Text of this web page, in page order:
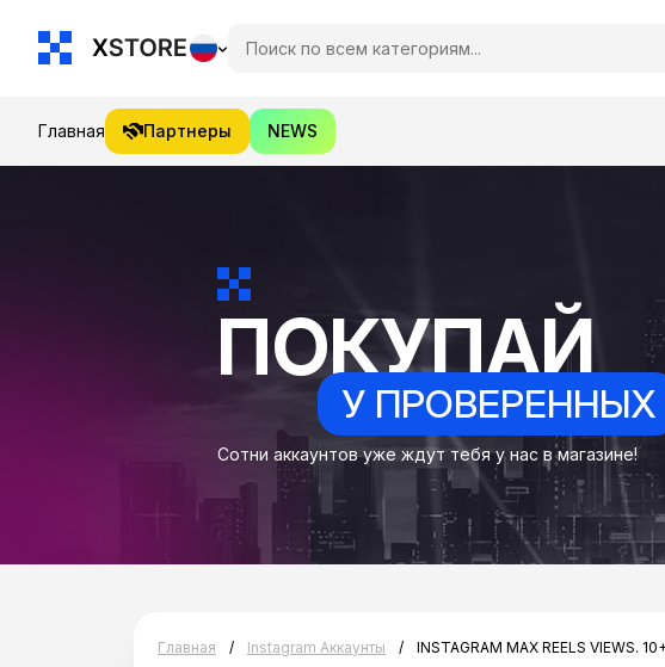
Главная Партнеры NEWS
ПОКУПАЙ
У ПРОВЕРЕННЫХ
Сотни аккаунтов уже ждут тебя у нас в магазине!
Главная Instagram Аккаунты INSTAGRAM MAX REELS VIEWS.